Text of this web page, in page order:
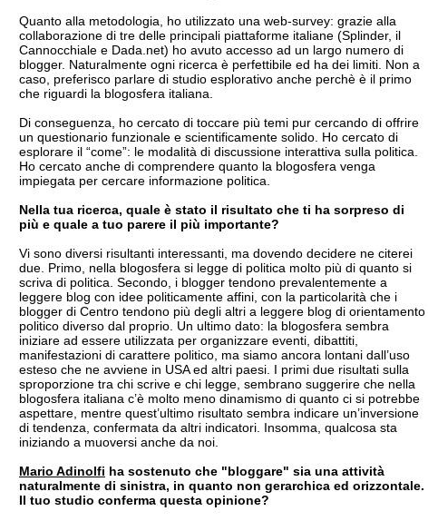
Quanto alla metodologia, ho utilizzato una web-survey: grazie alla
collaborazione di tre delle principali piattaforme italiane (Splinder, il
Cannocchiale e Dada.net) ho avuto accesso ad un largo numero di
blogger. Naturalmente ogni ricerca è perfettibile ed ha dei limiti. Non a
caso, preferisco parlare di studio esplorativo anche perchè è il primo
che riguardi la blogosfera italiana.
Di conseguenza, ho cercato di toccare più temi pur cercando di offrire
un questionario funzionale e scientificamente solido. Ho cercato di
esplorare il “come”: le modalità di discussione interattiva sulla politica.
Ho cercato anche di comprendere quanto la blogosfera venga
impiegata per cercare informazione politica.
Nella tua ricerca, quale è stato il risultato che ti ha sorpreso di
più e quale a tuo parere il più importante?
Vi sono diversi risultanti interessanti, ma dovendo decidere ne citerei
due. Primo, nella blogosfera si legge di politica molto più di quanto si
scriva di politica. Secondo, i blogger tendono prevalentemente a
leggere blog con idee politicamente affini, con la particolarità che i
blogger di Centro tendono più degli altri a leggere blog di orientamento
politico diverso dal proprio. Un ultimo dato: la blogosfera sembra
iniziare ad essere utilizzata per organizzare eventi, dibattiti,
manifestazioni di carattere politico, ma siamo ancora lontani dall’uso
esteso che ne avviene in USA ed altri paesi. I primi due risultati sulla
sproporzione tra chi scrive e chi legge, sembrano suggerire che nella
blogosfera italiana c’è molto meno dinamismo di quanto ci si potrebbe
aspettare, mentre quest’ultimo risultato sembra indicare un’inversione
di tendenza, confermata da altri indicatori. Insomma, qualcosa sta
iniziando a muoversi anche da noi.
Mario Adinolfi ha sostenuto che "bloggare" sia una attività
naturalmente di sinistra, in quanto non gerarchica ed orizzontale.
Il tuo studio conferma questa opinione?